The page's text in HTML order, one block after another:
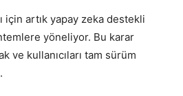
için artık yapay zeka destekli
yöneliyor. Bu karar
ve kullanıcıları tam sürüm